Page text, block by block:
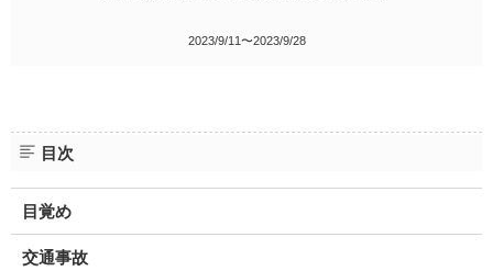
2023/9/11〜2023/9/28
目次
目覚め
交通事故